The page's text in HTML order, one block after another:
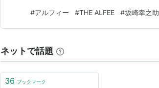
#アルフィー #THE ALFEE #坂崎幸之助
ネットで話題
36 ブックマーク